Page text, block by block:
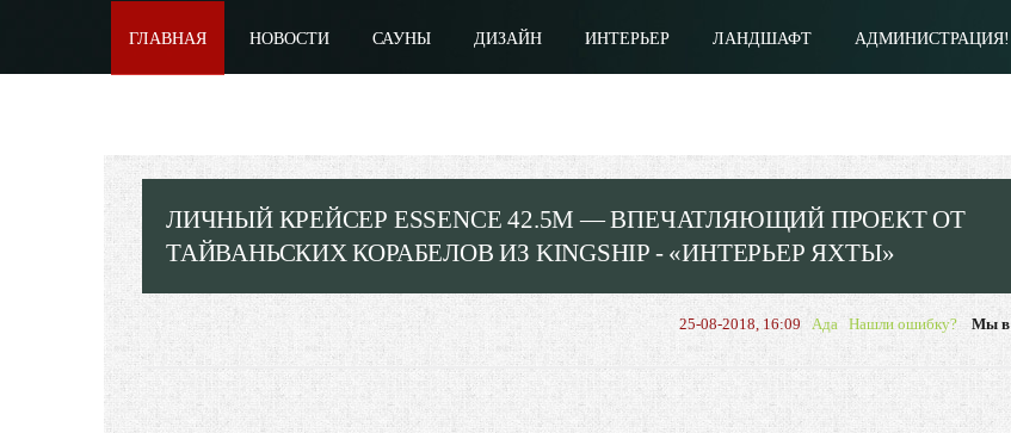
ГЛАВНАЯ НОВОСТИ САУНЫ ДИЗАЙН ИНТЕРЬЕР ЛАНДШАФТ АДМИНИСТРАЦИЯ!
ЛИЧНЫЙ КРЕЙСЕР ESSENCE 42.5M — ВПЕЧАТЛЯЮЩИЙ ПРОЕКТ ОТ
ТАЙВАНЬСКИХ КОРАБЕЛОВ ИЗ KINGSHIP - «ИНТЕРЬЕР ЯХТЫ»
25-08-2018, 16:09 Ада Нашли ошибку? Мы в